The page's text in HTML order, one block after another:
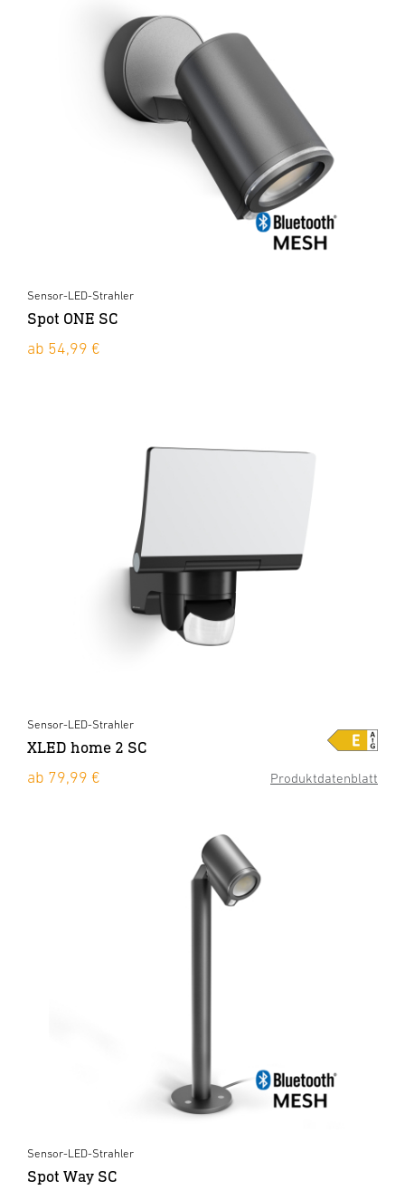
Sensor-LED-Strahler
Spot ONE SC
ab 54,99 €
Produktdatenblatt
Sensor-LED-Strahler
XLED home 2 SC
ab 79,99 €
Sensor-LED-Strahler
Spot Way SC